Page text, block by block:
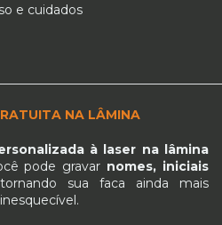
e cuidados
NA LÂMINA
à laser na lâmina
pode gravar nomes, iniciais
sua faca ainda mais